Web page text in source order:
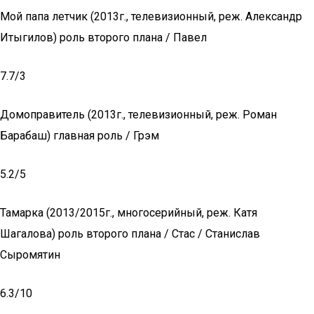
Мой папа летчик (2013г., телевизионный, реж. Александр
Итыгилов) роль второго плана / Павел
7.7/3
Домоправитель (2013г., телевизионный, реж. Роман
Барабаш) главная роль / Грэм
5.2/5
Тамарка (2013/2015г., многосерийный, реж. Катя
Шагалова) роль второго плана / Стас / Станислав
Сыромятин
6.3/10